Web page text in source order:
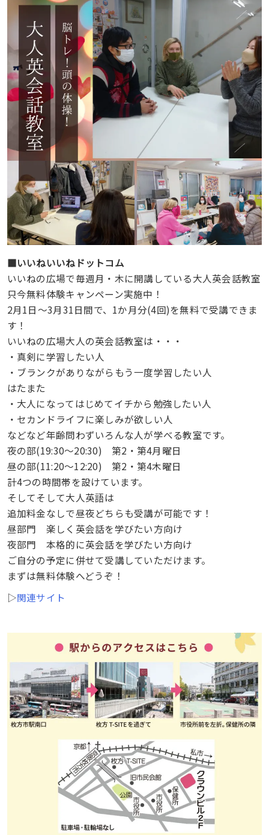
■いいねいいねドットコム
いいねの広場で毎週月・木に開講している大人英会話教室
只今無料体験キャンペーン実施中！
2月1日～3月31日間で、1か月分(4回)を無料で受講できま
す！
いいねの広場大人の英会話教室は・・・
・真剣に学習したい人
・ブランクがありながらもう一度学習したい人
はたまた
・大人になってはじめてイチから勉強したい人
・セカンドライフに楽しみが欲しい人
などなど年齢問わずいろんな人が学べる教室です。
夜の部(19:30～20:30) 第2・第4月曜日
昼の部(11:20～12:20) 第2・第4木曜日
計4つの時間帯を設けています。
そしてそして大人英語は
追加料金なしで昼夜どちらも受講が可能です！
昼部門 楽しく英会話を学びたい方向け
夜部門 本格的に英会話を学びたい方向け
ご自分の予定に併せて受講していただけます。
まずは無料体験へどうぞ！
▷関連サイト